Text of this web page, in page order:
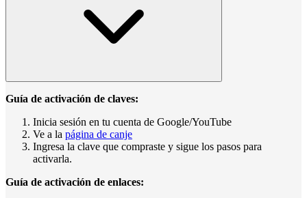
Guía de activación de claves:
Inicia sesión en tu cuenta de Google/YouTube
Ve a la página de canje
Ingresa la clave que compraste y sigue los pasos para
activarla.
Guía de activación de enlaces: